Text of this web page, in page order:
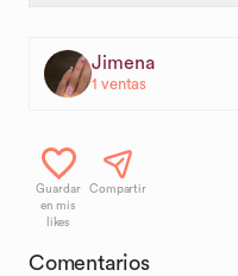
Jimena
1 ventas
Guardar
en mis
likes
Compartir
Comentarios